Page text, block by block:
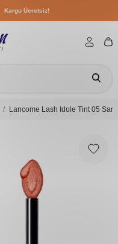
Kargo Ücretsiz!
Lancome Lash Idole Tint 05